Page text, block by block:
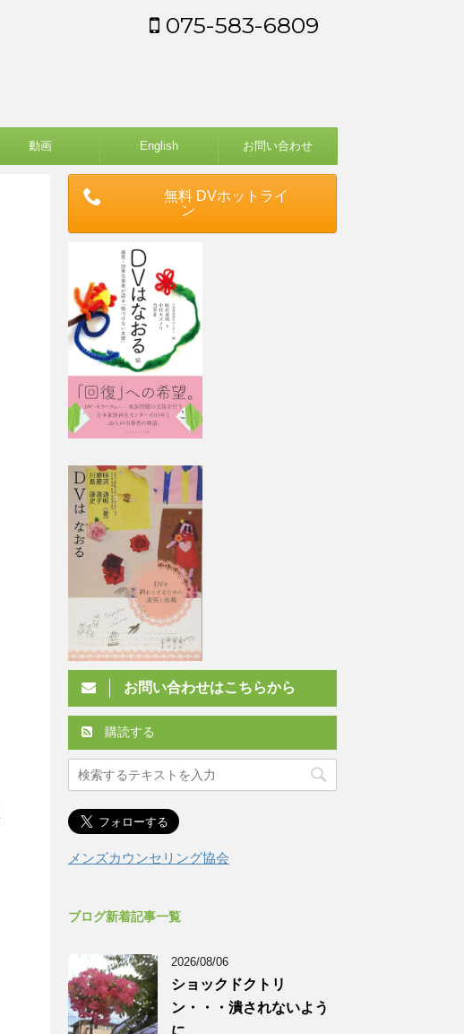
075-583-6809
動画 English お問い合わせ
無料 DVホットライ
ン
お問い合わせはこちらから
購読する
メンズカウンセリング協会
ブログ新着記事一覧
2026/08/06
ショックドクトリ
ン・・・潰されないよう
に